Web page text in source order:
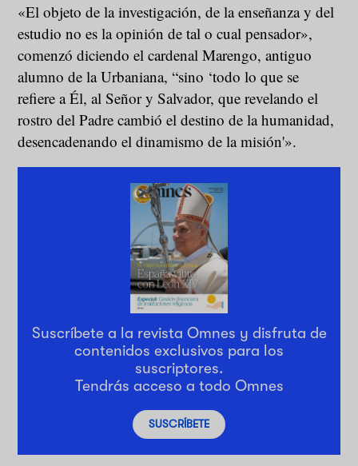
«El objeto de la investigación, de la enseñanza y del
estudio no es la opinión de tal o cual pensador»,
comenzó diciendo el cardenal Marengo, antiguo
alumno de la Urbaniana, “sino ‘todo lo que se
refiere a Él, al Señor y Salvador, que revelando el
rostro del Padre cambió el destino de la humanidad,
desencadenando el dinamismo de la misión'».
Suscríbete a la revista Omnes y disfruta de
contenidos exclusivos para los
suscriptores.
Tendrás acceso a todo Omnes
SUSCRÍBETE